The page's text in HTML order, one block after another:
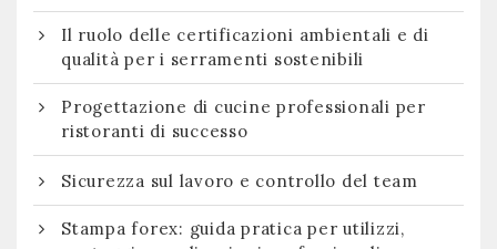
Il ruolo delle certificazioni ambientali e di
qualità per i serramenti sostenibili
Progettazione di cucine professionali per
ristoranti di successo
Sicurezza sul lavoro e controllo del team
Stampa forex: guida pratica per utilizzi,